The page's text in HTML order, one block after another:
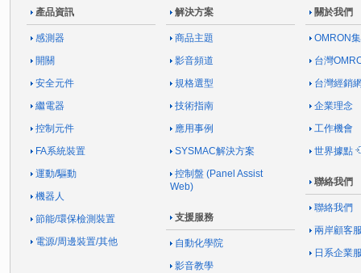
產品資訊
感測器
開關
安全元件
繼電器
控制元件
FA系統裝置
運動/驅動
機器人
節能/環保檢測裝置
電源/周邊裝置/其他
解決方案
商品主題
影音頻道
規格選型
技術指南
應用事例
SYSMAC解決方案
控制盤 (Panel Assist
Web)
支援服務
自動化學院
影音教學
關於我們
OMRON
台灣
台灣經銷
企業理念
工作機會
世界據點
聯絡我們
聯絡我們
兩岸顧客
日系企業